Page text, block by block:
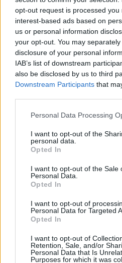
opt-out request is processed you
interest-based ads based on
us or personal information
your opt-out. You may
disclosure of your personal
IAB’s list of downstream
also be disclosed by us to third
Downstream Participants that
Please note that this website/
not limited to your visit or usage
grant or deny consent to Google
use your data for below
consent section.
Personal Data Processing
I want to opt-out of the
personal data.
Opted In
I want to opt-out of the Sale
Personal Data.
Opted In
I want to opt-out of
Personal Data for Targeted
Opted In
I want to opt-out of
Retention, Sale, and/or
Personal Data that Is
Purposes for which it was
serviti caldi o a
un antipasto versatile e
Varianti della ricetta
Esistono molte varianti
provare ad aggiungere